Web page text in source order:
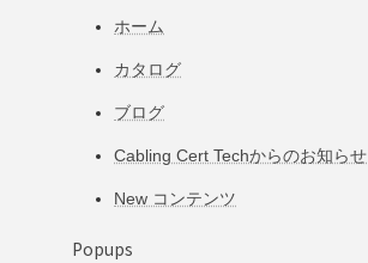
ホーム
カタログ
ブログ
Cabling Cert Techからのお知らせ
New コンテンツ
Popups